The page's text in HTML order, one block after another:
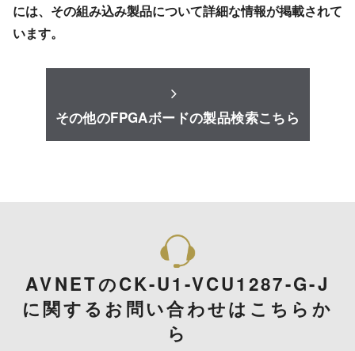
には、その組み込み製品について詳細な情報が掲載されて
います。
その他のFPGAボードの製品検索こちら
AVNETのCK-U1-VCU1287-G-J
に関するお問い合わせはこちらか
ら